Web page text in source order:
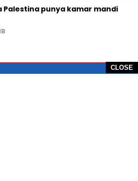
CLOSE
Palestina punya kamar mandi